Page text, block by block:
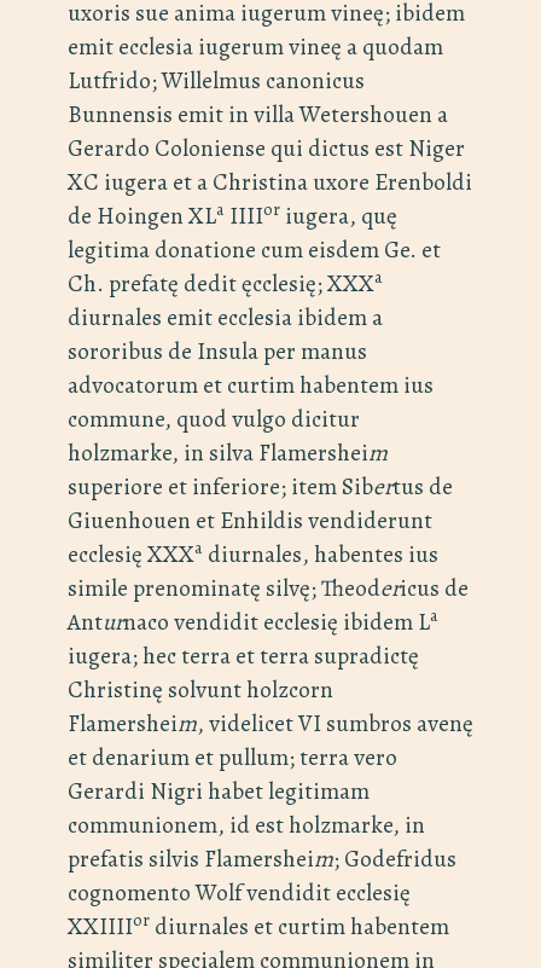
uxoris sue anima iugerum vineę; ibidem
emit ecclesia iugerum vineę a quodam
Lutfrido; Willelmus canonicus
Bunnensis emit in villa Wetershouen a
Gerardo Coloniense qui dictus est Niger
XC iugera et a Christina uxore Erenboldi
de Hoingen XLa IIIIor iugera, quę
legitima donatione cum eisdem Ge. et
Ch. prefatę dedit ęcclesię; XXXa
diurnales emit ecclesia ibidem a
sororibus de Insula per manus
advocatorum et curtim habentem ius
commune, quod vulgo dicitur
holzmarke, in silva Flamersheim
superiore et inferiore; item Sibertus de
Giuenhouen et Enhildis vendiderunt
ecclesię XXXa diurnales, habentes ius
simile prenominatę silvę; Theodericus de
Anturnaco vendidit ecclesię ibidem La
iugera; hec terra et terra supradictę
Christinę solvunt holzcorn
Flamersheim, videlicet VI sumbros avenę
et denarium et pullum; terra vero
Gerardi Nigri habet legitimam
communionem, id est holzmarke, in
prefatis silvis Flamersheim; Godefridus
cognomento Wolf vendidit ecclesię
XXIIIIor diurnales et curtim habentem
similiter specialem communionem in